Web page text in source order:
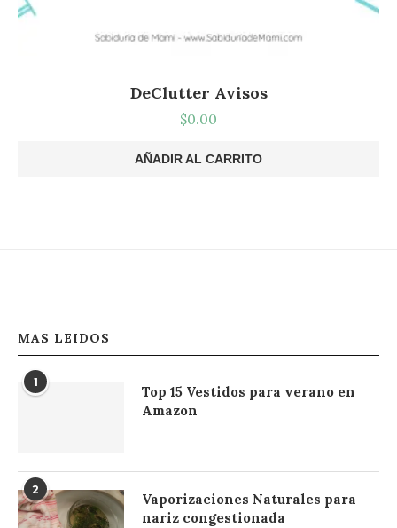
DeClutter Avisos
$0.00
AÑADIR AL CARRITO
MAS LEIDOS
1
Top 15 Vestidos para verano en
Amazon
2
Vaporizaciones Naturales para
nariz congestionada